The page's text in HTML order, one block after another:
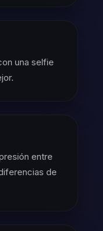
una selfie
entre
de